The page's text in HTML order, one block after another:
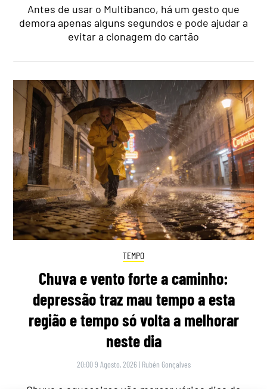
Antes de usar o Multibanco, há um gesto que
demora apenas alguns segundos e pode ajudar a
evitar a clonagem do cartão
TEMPO
Chuva e vento forte a caminho:
depressão traz mau tempo a esta
região e tempo só volta a melhorar
neste dia
20:00 9 Agosto, 2026 | Rubén Gonçalves